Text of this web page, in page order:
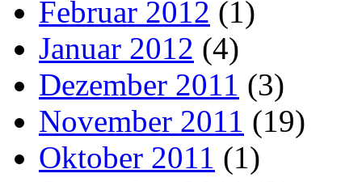
Februar 2012 (1)
Januar 2012 (4)
Dezember 2011 (3)
November 2011 (19)
Oktober 2011 (1)